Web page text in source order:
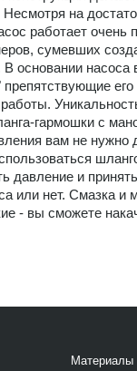
Несмотря на
работает очень
сумевших
В основании
гармошки с
вам не нужно
давление и
или нет. Смазка и
- вы сможете
Материалы